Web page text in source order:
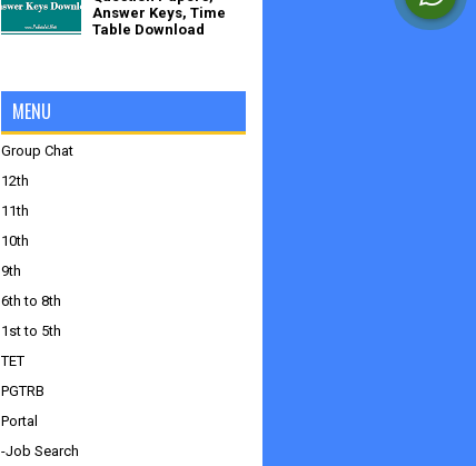
Answer Keys, Time
Table Download
MENU
Group Chat
12th
11th
10th
9th
6th to 8th
1st to 5th
TET
PGTRB
Portal
-Job Search